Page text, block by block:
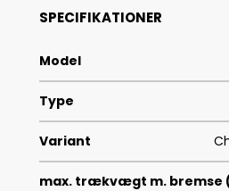
SPECIFIKATIONER
Model
Type
Variant
max. trækvægt m. bremse